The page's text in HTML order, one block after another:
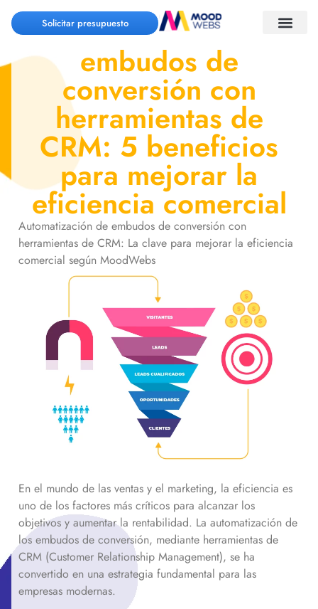
Solicitar presupuesto
Automatización de
embudos de
conversión con
herramientas de
CRM: 5 beneficios
para mejorar la
eficiencia comercial
Automatización de embudos de conversión con
herramientas de CRM: La clave para mejorar la eficiencia
comercial según MoodWebs
En el mundo de las ventas y el marketing, la eficiencia es
uno de los factores más críticos para alcanzar los
objetivos y aumentar la rentabilidad. La automatización de
los embudos de conversión, mediante herramientas de
CRM (Customer Relationship Management), se ha
convertido en una estrategia fundamental para las
empresas modernas.